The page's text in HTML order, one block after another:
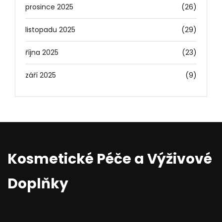
prosince 2025 (26)
listopadu 2025 (29)
října 2025 (23)
září 2025 (9)
Kosmetické Péče a Výživové
Doplňky